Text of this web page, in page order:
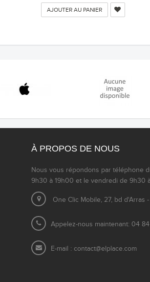
AJOUTER AU PANIER
À PROPOS DE NOUS
Nous vous répondons par téléphone
9h30 à 19h00 et le vendredi de 9h30
One Clic Mobile, 27, bd d'Arras
Appelez-nous maintenant: 04
E-mail : contact@elplace.com